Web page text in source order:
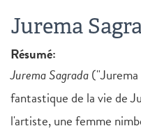
Jurema
Résumé:
Jurema Sagrada
fantastique de la vie de
l'artiste, une femme